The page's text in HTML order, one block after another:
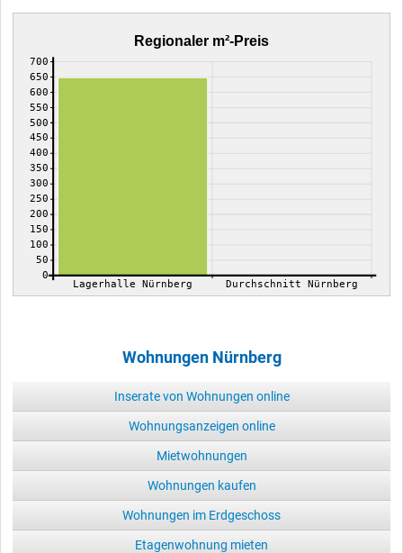
Regionaler m²-Preis
0
50
100
150
200
250
300
350
400
450
500
550
600
650
700
Lagerhalle Nürnberg Durchschnitt Nürnberg
Wohnungen Nürnberg
Inserate von Wohnungen online
Wohnungsanzeigen online
Mietwohnungen
Wohnungen kaufen
Wohnungen im Erdgeschoss
Etagenwohnung mieten